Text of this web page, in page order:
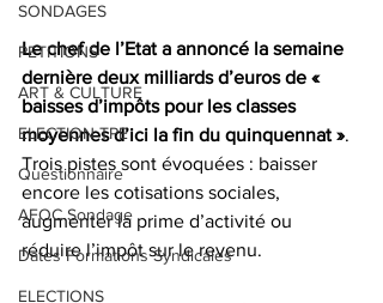
SONDAGES
PETITIONS
ART & CULTURE
ELECTION TPE
Questionnaire
AFOC Sondage
Dates Formations Syndicales
ELECTIONS
Le chef de l’Etat a annoncé la semaine
dernière deux milliards d’euros de «
baisses d’impôts pour les classes
moyennes d’ici la fin du quinquennat ».
Trois pistes sont évoquées : baisser
encore les cotisations sociales,
augmenter la prime d’activité ou
réduire l’impôt sur le revenu.